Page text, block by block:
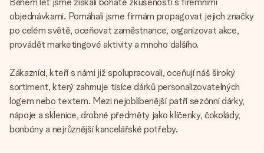
objednávkami. Pomáhali jsme firmám propagovat jejich značky
po celém světě, oceňovat zaměstnance, organizovat akce,
provádět marketingové aktivity a mnoho dalšího.
Zákazníci, kteří s námi již spolupracovali, oceňují náš široký
sortiment, který zahrnuje tisíce dárků personalizovatelných
logem nebo textem. Mezi nejoblíbenější patří sezónní dárky,
nápoje a sklenice, drobné předměty jako klíčenky, čokolády,
bonbóny a nejrůznější kancelářské potřeby.